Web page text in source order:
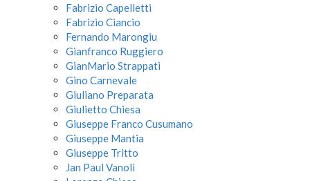
Fabrizio Capelletti
Fabrizio Ciancio
Fernando Marongiu
Gianfranco Ruggiero
GianMario Strappati
Gino Carnevale
Giuliano Preparata
Giulietto Chiesa
Giuseppe Franco Cusumano
Giuseppe Mantia
Giuseppe Tritto
Jan Paul Vanoli